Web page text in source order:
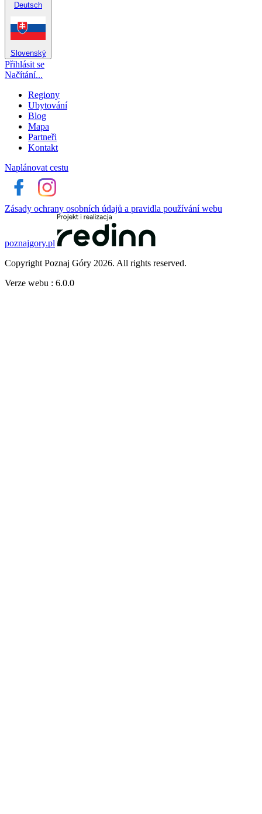
Deutsch
Slovenský
Přihlásit se
Načítání...
Regiony
Ubytování
Blog
Mapa
Partneři
Kontakt
Naplánovat cestu
Zásady ochrany osobních údajů a pravidla používání webu
poznajgory.pl
Copyright Poznaj Góry 2026. All rights reserved.
Verze webu : 6.0.0